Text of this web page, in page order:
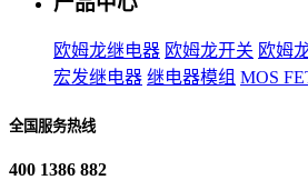
欧姆龙继电器 欧姆龙开关 欧姆
宏发继电器 继电器模组 MOS
全国服务热线
400 1386 882